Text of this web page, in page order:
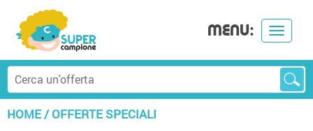
Toggle
MENU:
HOME/OFFERTE SPECIALI